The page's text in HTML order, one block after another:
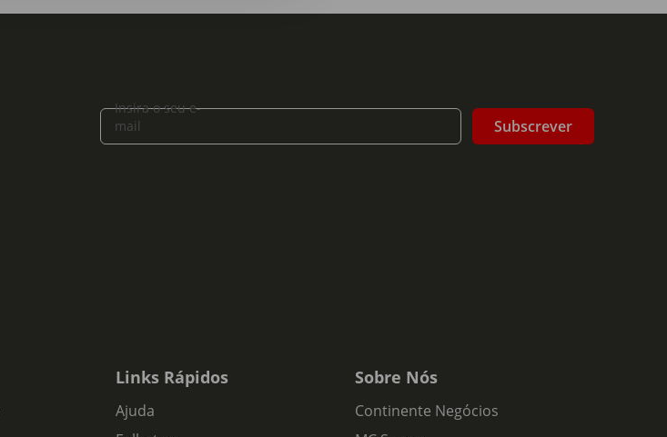
Insira o seu e-
mail
Subscrever
Links Rápidos
Ajuda
Sobre Nós
Continente Negócios